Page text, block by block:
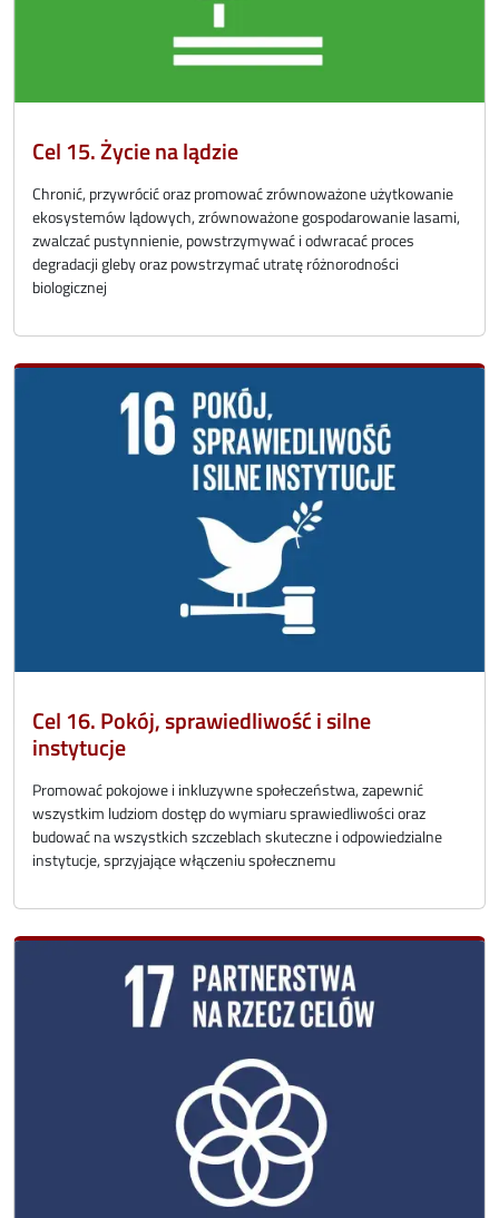
Cel 15. Życie na lądzie
Chronić, przywrócić oraz promować zrównoważone użytkowanie
ekosystemów lądowych, zrównoważone gospodarowanie lasami,
zwalczać pustynnienie, powstrzymywać i odwracać proces
degradacji gleby oraz powstrzymać utratę różnorodności
biologicznej
Cel 16. Pokój, sprawiedliwość i silne
instytucje
Promować pokojowe i inkluzywne społeczeństwa, zapewnić
wszystkim ludziom dostęp do wymiaru sprawiedliwości oraz
budować na wszystkich szczeblach skuteczne i odpowiedzialne
instytucje, sprzyjające włączeniu społecznemu